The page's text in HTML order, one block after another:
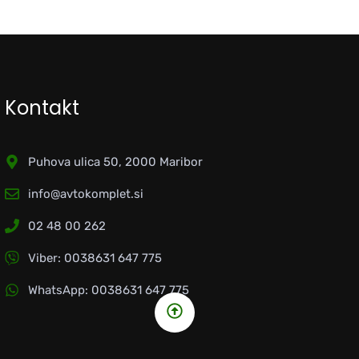
Kontakt
Puhova ulica 50, 2000 Maribor
info@avtokomplet.si
02 48 00 262
Viber: 0038631 647 775
WhatsApp: 0038631 647 775